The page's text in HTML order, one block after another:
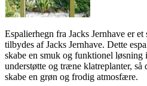
Espalierhegn fra Jacks Jernhave er
tilbydes af Jacks Jernhave. Dette
skabe en smuk og funktionel løsning
understøtte og træne klatreplanter, så
skabe en grøn og frodig atmosfære.